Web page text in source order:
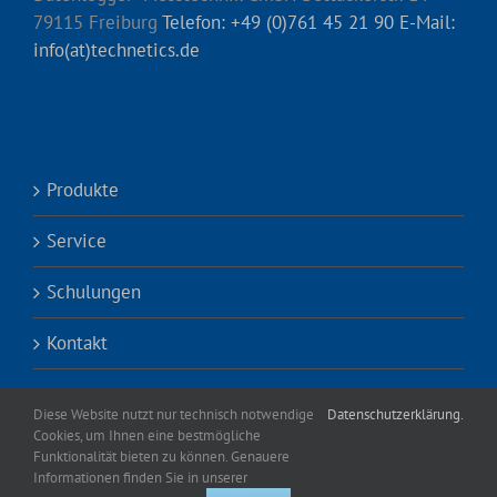
79115 Freiburg Telefon: +49 (0)761 45 21 90 E-Mail:
info(at)technetics.de
Produkte
Service
Schulungen
Kontakt
Diese Website nutzt nur technisch notwendige
Cookies, um Ihnen eine bestmögliche
Funktionalität bieten zu können. Genauere
Informationen finden Sie in unserer
Datenschutzerklärung.